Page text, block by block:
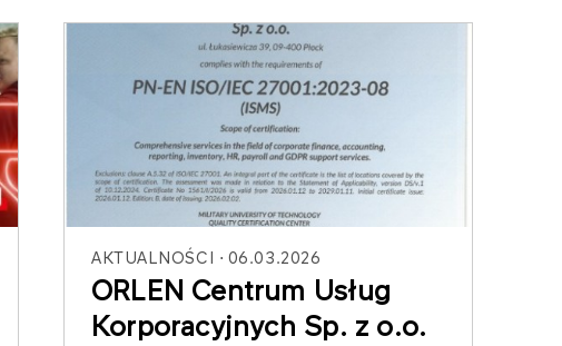
AKTUALNOŚCI 06.03.2026
ORLEN Centrum Usług
Korporacyjnych Sp. z o.o.